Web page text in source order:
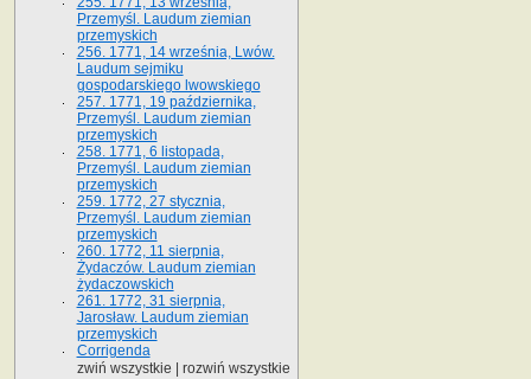
Przemyśl. Laudum ziemian
przemyskich
256. 1771, 14 września, Lwów.
Laudum sejmiku
gospodarskiego lwowskiego
257. 1771, 19 października,
Przemyśl. Laudum ziemian
przemyskich
258. 1771, 6 listopada,
Przemyśl. Laudum ziemian
przemyskich
259. 1772, 27 stycznia,
Przemyśl. Laudum ziemian
przemyskich
260. 1772, 11 sierpnia,
Żydaczów. Laudum ziemian
żydaczowskich
261. 1772, 31 sierpnia,
Jarosław. Laudum ziemian
przemyskich
Corrigenda
zwiń wszystkie
rozwiń wszystkie